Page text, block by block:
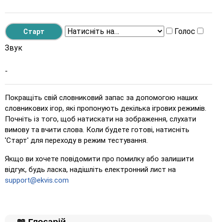
Голос
Звук
-
Покращіть свій словниковий запас за допомогою наших
словникових ігор, які пропонують декілька ігрових режимів.
Почніть із того, щоб натискати на зображення, слухати
вимову та вчити слова. Коли будете готові, натисніть
'Старт' для переходу в режим тестування.
Якщо ви хочете повідомити про помилку або залишити
відгук, будь ласка, надішліть електронний лист на
support@ekvis.com